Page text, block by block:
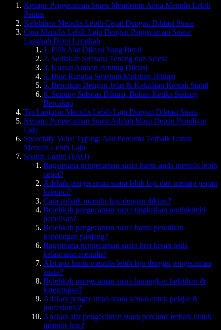
Kenapa Pengecaman Suara Membantu Anda Menulis Lebih
Pantas
Kelebihan Menulis Lebih Cepat Dengan Diktasi Suara
Cara Menulis Lebih Laju Dengan Pengecaman Suara:
Langkah Demi Langkah
1. Pilih Alat Diktasi Yang Betul
2. Sediakan Suasana Tenang dan Selesa
3. Kuasai Arahan Penting Diktasi
4. Buat Rangka Sebelum Mulakan Diktasi
5. Bercakap Dengan Jelas & Kekalkan Rentak Stabil
6. Sunting Selepas Diktasi, Bukan Ketika Sedang
Bercakap
Tip Lanjutan Menulis Lebih Laju Dengan Diktasi Suara
Kenapa Pengecaman Suara Adalah Masa Depan Penulisan
Laju
Speechify Voice Typing: Alat Percuma Terbaik Untuk
Menulis Lebih Laju
Soalan Lazim (FAQ)
Bagaimana pengecaman suara bantu anda menulis lebih
cepat?
Adakah pengecaman suara lebih laju dari menaip papan
kekunci?
Cara terbaik menulis laju dengan diktasi?
Bolehkah pengecaman suara tingkatkan produktiviti
penulisan?
Bolehkah pengecaman suara bantu penulisan
kandungan panjang?
Bagaimana pengecaman suara beri kesan pada
kelancaran menulis?
Alat apa bantu menulis lebih laju dengan pengecaman
suara?
Bolehkah pengecaman suara kurangkan keletihan &
ketegangan?
Adakah pengecaman suara sesuai untuk pelajar &
profesional?
Apakah alat pengecaman suara percuma terbaik untuk
menulis laju?